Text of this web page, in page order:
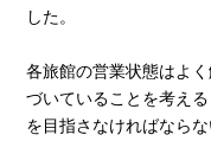
した。
各旅館の営業状態はよ
づいていることを考え
を目指さなければなら